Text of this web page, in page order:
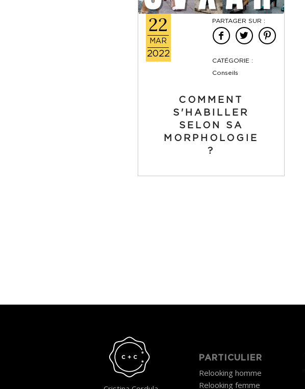
22
MAR
2022
PARTAGER SUR :
CATÉGORIE :
Conseils
COMMENT
S'HABILLER
SELON SA
MORPHOLOGIE
?
PARTICULIER
Relooking homme
Relooking femme